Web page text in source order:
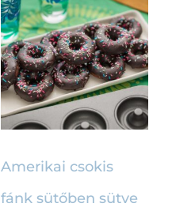
Amerikai csokis
fánk sütőben sütve